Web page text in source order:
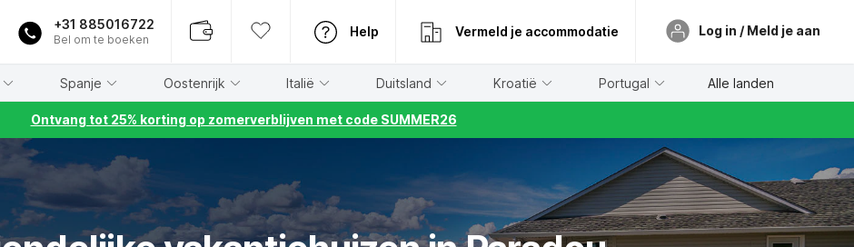
+31 885016722
Bel om te boeken
Help Vermeld je accommodatie Log in / Meld je aan
Spanje Oostenrijk Italië Duitsland Kroatië Portugal Alle landen
Ontvang tot 25% korting op zomerverblijven met code SUMMER26